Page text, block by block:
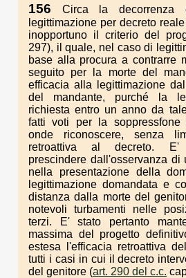
156 Circa la decorrenza
legittimazione per decreto
inopportuno il criterio del
297), il quale, nel caso di
base alla procura a contrarre
seguito per la morte del
efficacia alla legittimazione
del mandante, purché la
richiesta entro un anno da
fatti voti per la soppressfone
onde riconoscere, senza
retroattiva al decreto. E'
prescindere dall'osservanza di
nella presentazione della
legittimazione domandata e
distanza dalla morte del
notevoli turbamenti nelle
terzi. E' stato pertanto
massima del progetto
estesa l'efficacia retroattiva
tutti i casi in cui il decreto
del genitore (art. 290 del c.c.